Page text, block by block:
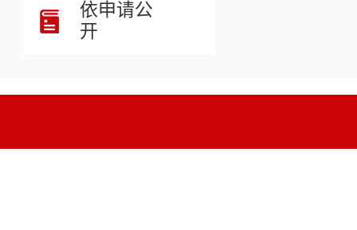
依申请公
开